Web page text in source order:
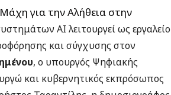
για την Αλήθεια στην
AI λειτουργεί ως εργαλείο
και σύγχυσης στον
, ο υπουργός Ψηφιακής
και κυβερνητικός εκπρόσωπος